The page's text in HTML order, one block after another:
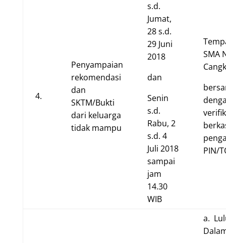
4.
Penyampaian
rekomendasi
dan
SKTM/Bukti
dari keluarga
tidak mampu
s.d.
Jumat,
28 s.d.
29 Juni
2018
dan
Senin
s.d.
Rabu, 2
s.d. 4
Juli 2018
sampai
jam
14.30
WIB
SMA
PIN/
a.